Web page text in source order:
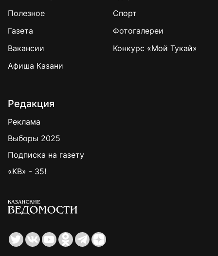
Полезное
Спорт
Газета
Фотогалереи
Вакансии
Конкурс «Мой Тукай»
Афиша Казани
Редакция
Реклама
Выборы 2025
Подписка на газету
«КВ» - 35!